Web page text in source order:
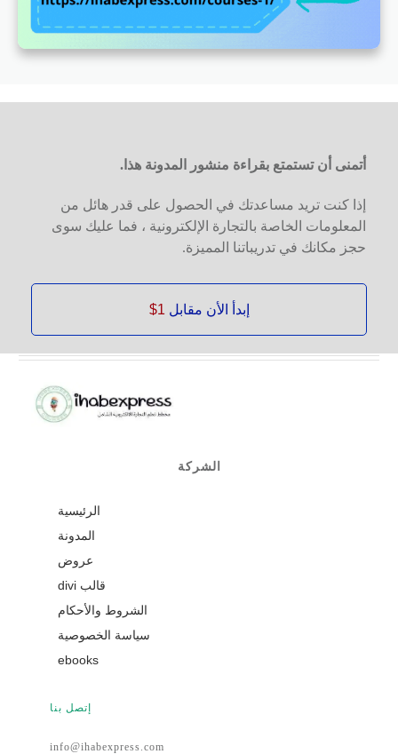
أتمنى أن تستمتع بقراءة منشور المدونة هذا.
إذا كنت تريد مساعدتك في الحصول على قدر هائل من
المعلومات الخاصة بالتجارة الإلكترونية ، فما عليك سوى
حجز مكانك في تدريباتنا المميزة.
إبدأ الأن مقابل1$
الشركة
الرئيسية
المدونة
عروض
قالب divi
الشروط والأحكام
سياسة الخصوصية
ebooks
إتصل بنا
info@ihabexpress.com